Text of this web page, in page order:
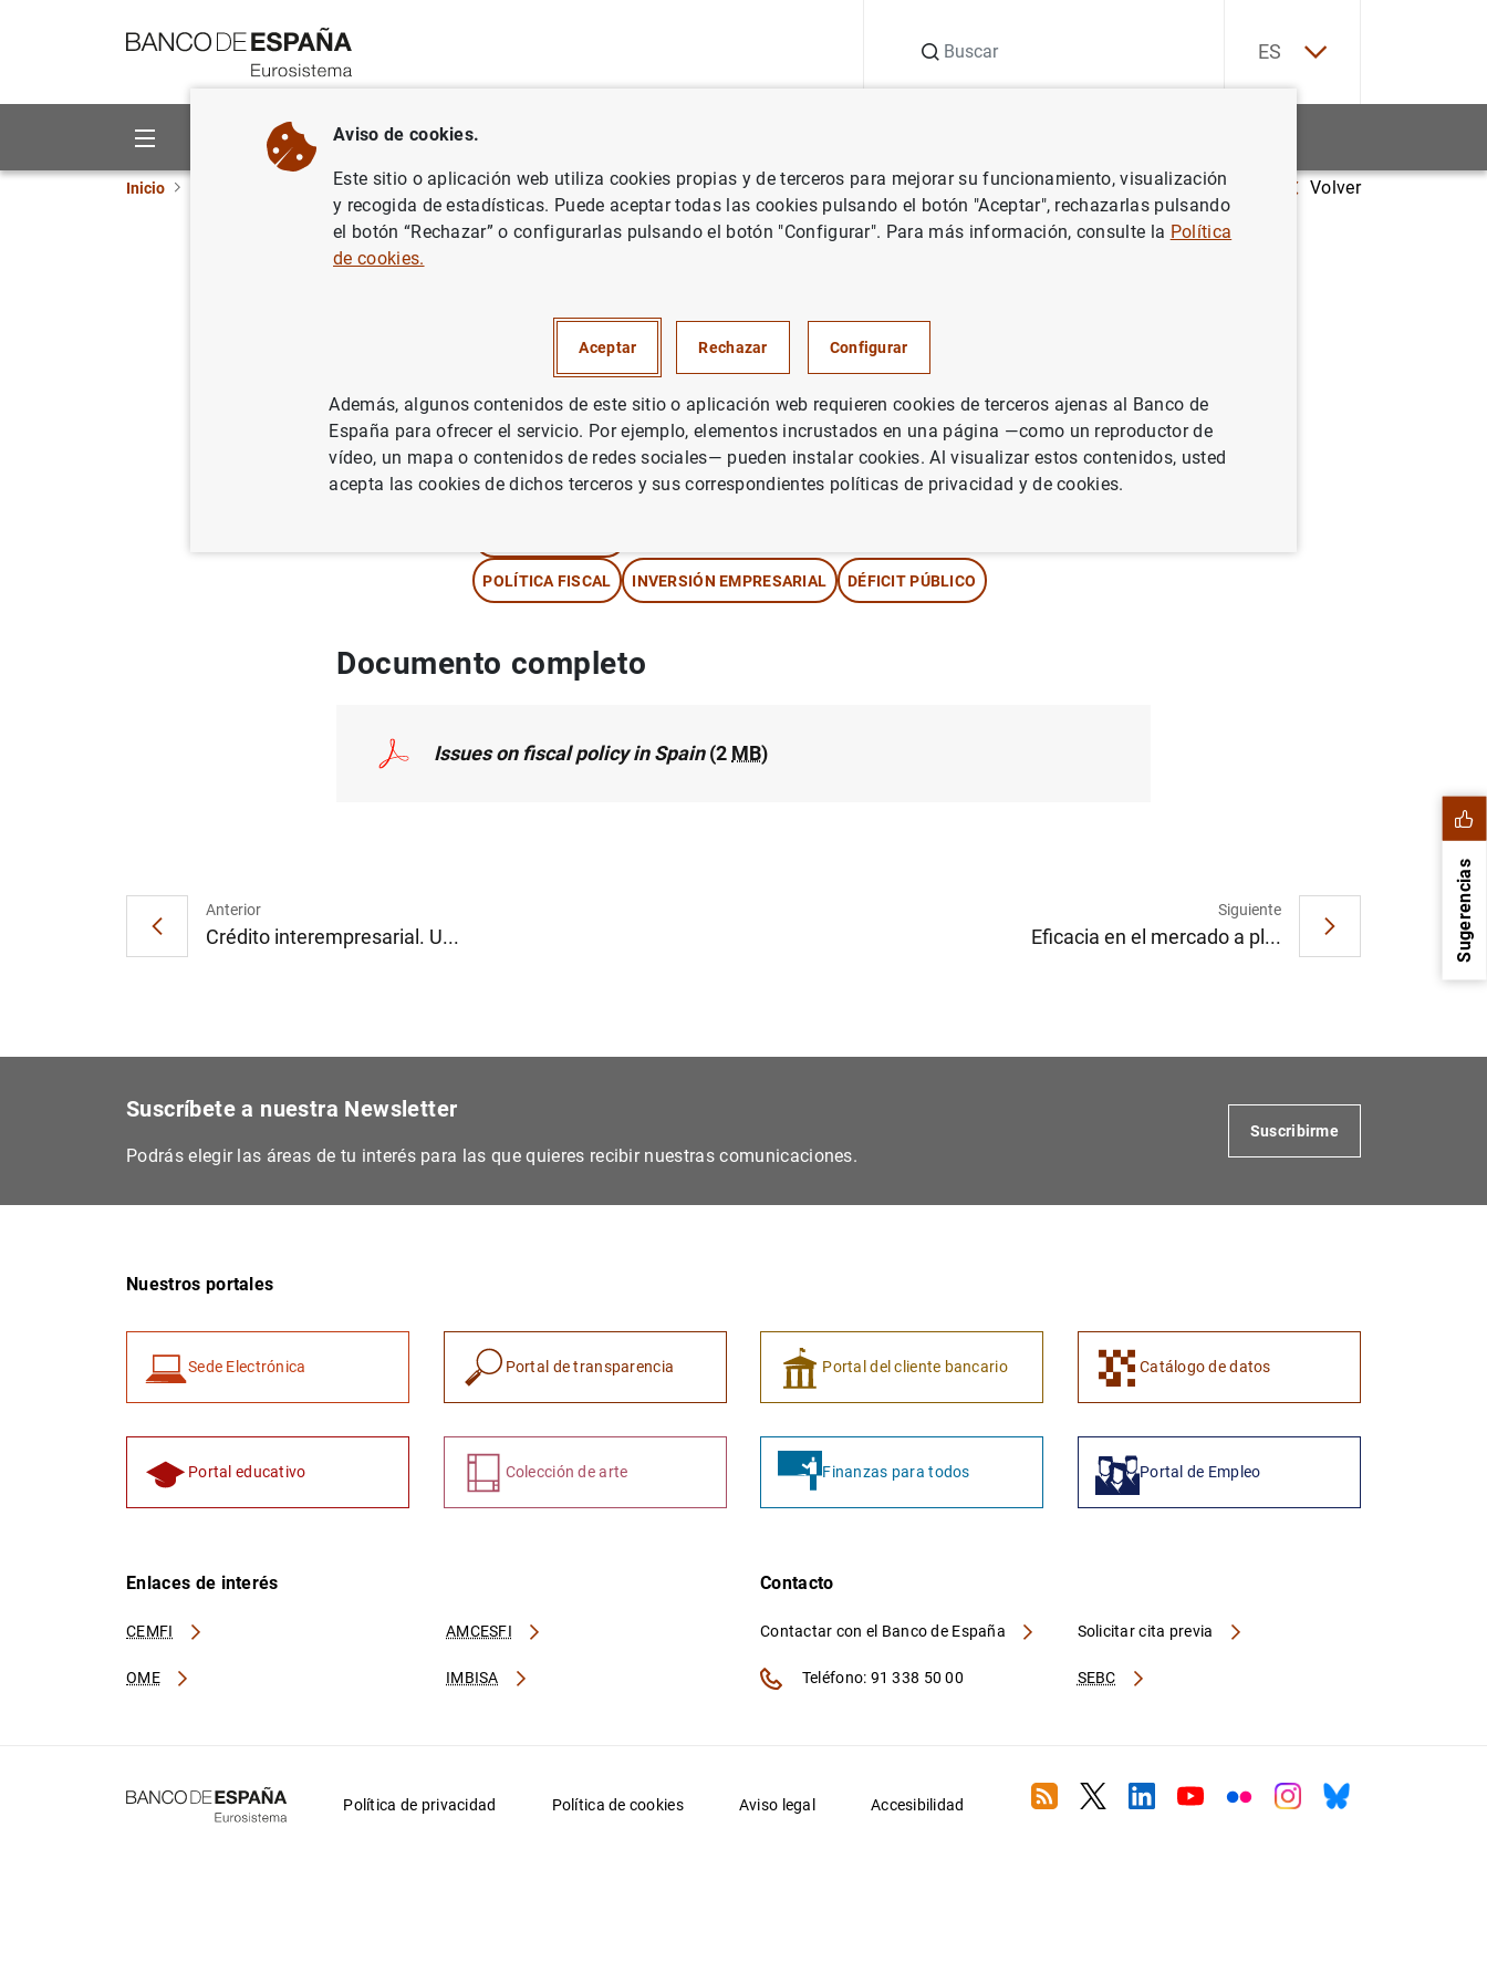
ES
Sobre el Banco Áreas de actuación
Inicio Análisis económico e investigación Documentos de Trabajo Issues on fiscal policy in Spain Volver
Issues on fiscal policy in Spain
Serie: Documentos de Trabajo. 9121.
Autor: J. M. González-Páramo , José María Roldán y Miguel Sebastián
POLÍTICA FISCAL INVERSIÓN EMPRESARIAL DÉFICIT PÚBLICO
Documento completo
Issues on fiscal policy in Spain(2 MB)
Anterior
Crédito interempresarial. U...
Siguiente
Eficacia en el mercado a pl... Sugerencias
1
Suscríbete a nuestra Newsletter
Podrás elegir las áreas de tu interés para las que quieres recibir nuestras comunicaciones.
Suscribirme
Nuestros portales
Sede Electrónica Portal de transparencia Portal del cliente bancario Catálogo de datos
Portal educativo Colección de arte Finanzas para todos Portal de Empleo
Enlaces de interés
CEMFI AMCESFI
OME IMBISA
Contacto
Contactar con el Banco de España
SEBC
Solicitar cita previa
Teléfono: 91 338 50 00
Política de privacidad Política de cookies Aviso legal Accesibilidad RSS TwitterLinkedin
YoutubeFlickrInstagram
Bluesky
Aviso de cookies.
Este sitio o aplicación web utiliza cookies propias y de terceros para mejorar su funcionamiento, visualización
y recogida de estadísticas. Puede aceptar todas las cookies pulsando el botón "Aceptar", rechazarlas pulsando
el botón “Rechazar” o configurarlas pulsando el botón "Configurar". Para más información, consulte la Política
de cookies.
Aceptar Rechazar Configurar
Además, algunos contenidos de este sitio o aplicación web requieren cookies de terceros ajenas al Banco de
España para ofrecer el servicio. Por ejemplo, elementos incrustados en una página —como un reproductor de
vídeo, un mapa o contenidos de redes sociales— pueden instalar cookies. Al visualizar estos contenidos, usted
acepta las cookies de dichos terceros y sus correspondientes políticas de privacidad y de cookies.